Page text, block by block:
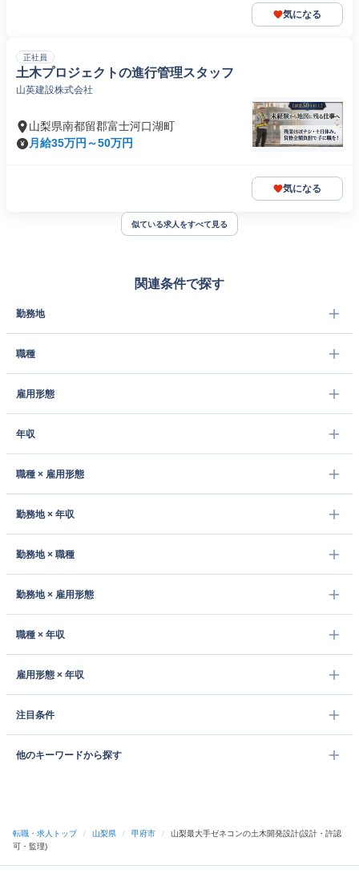
気になる
正社員
土木プロジェクトの進行管理スタッフ
山英建設株式会社
山梨県南都留郡富士河口湖町
月給35万円～50万円
気になる
似ている求人をすべて見る
関連条件で探す
勤務地
職種
雇用形態
年収
職種 × 雇用形態
勤務地 × 年収
勤務地 × 職種
勤務地 × 雇用形態
職種 × 年収
雇用形態 × 年収
注目条件
他のキーワードから探す
転職・求人トップ / 山梨県 / 甲府市 /
山梨最大手ゼネコンの土木開発設計(設計・許認
可・監理)